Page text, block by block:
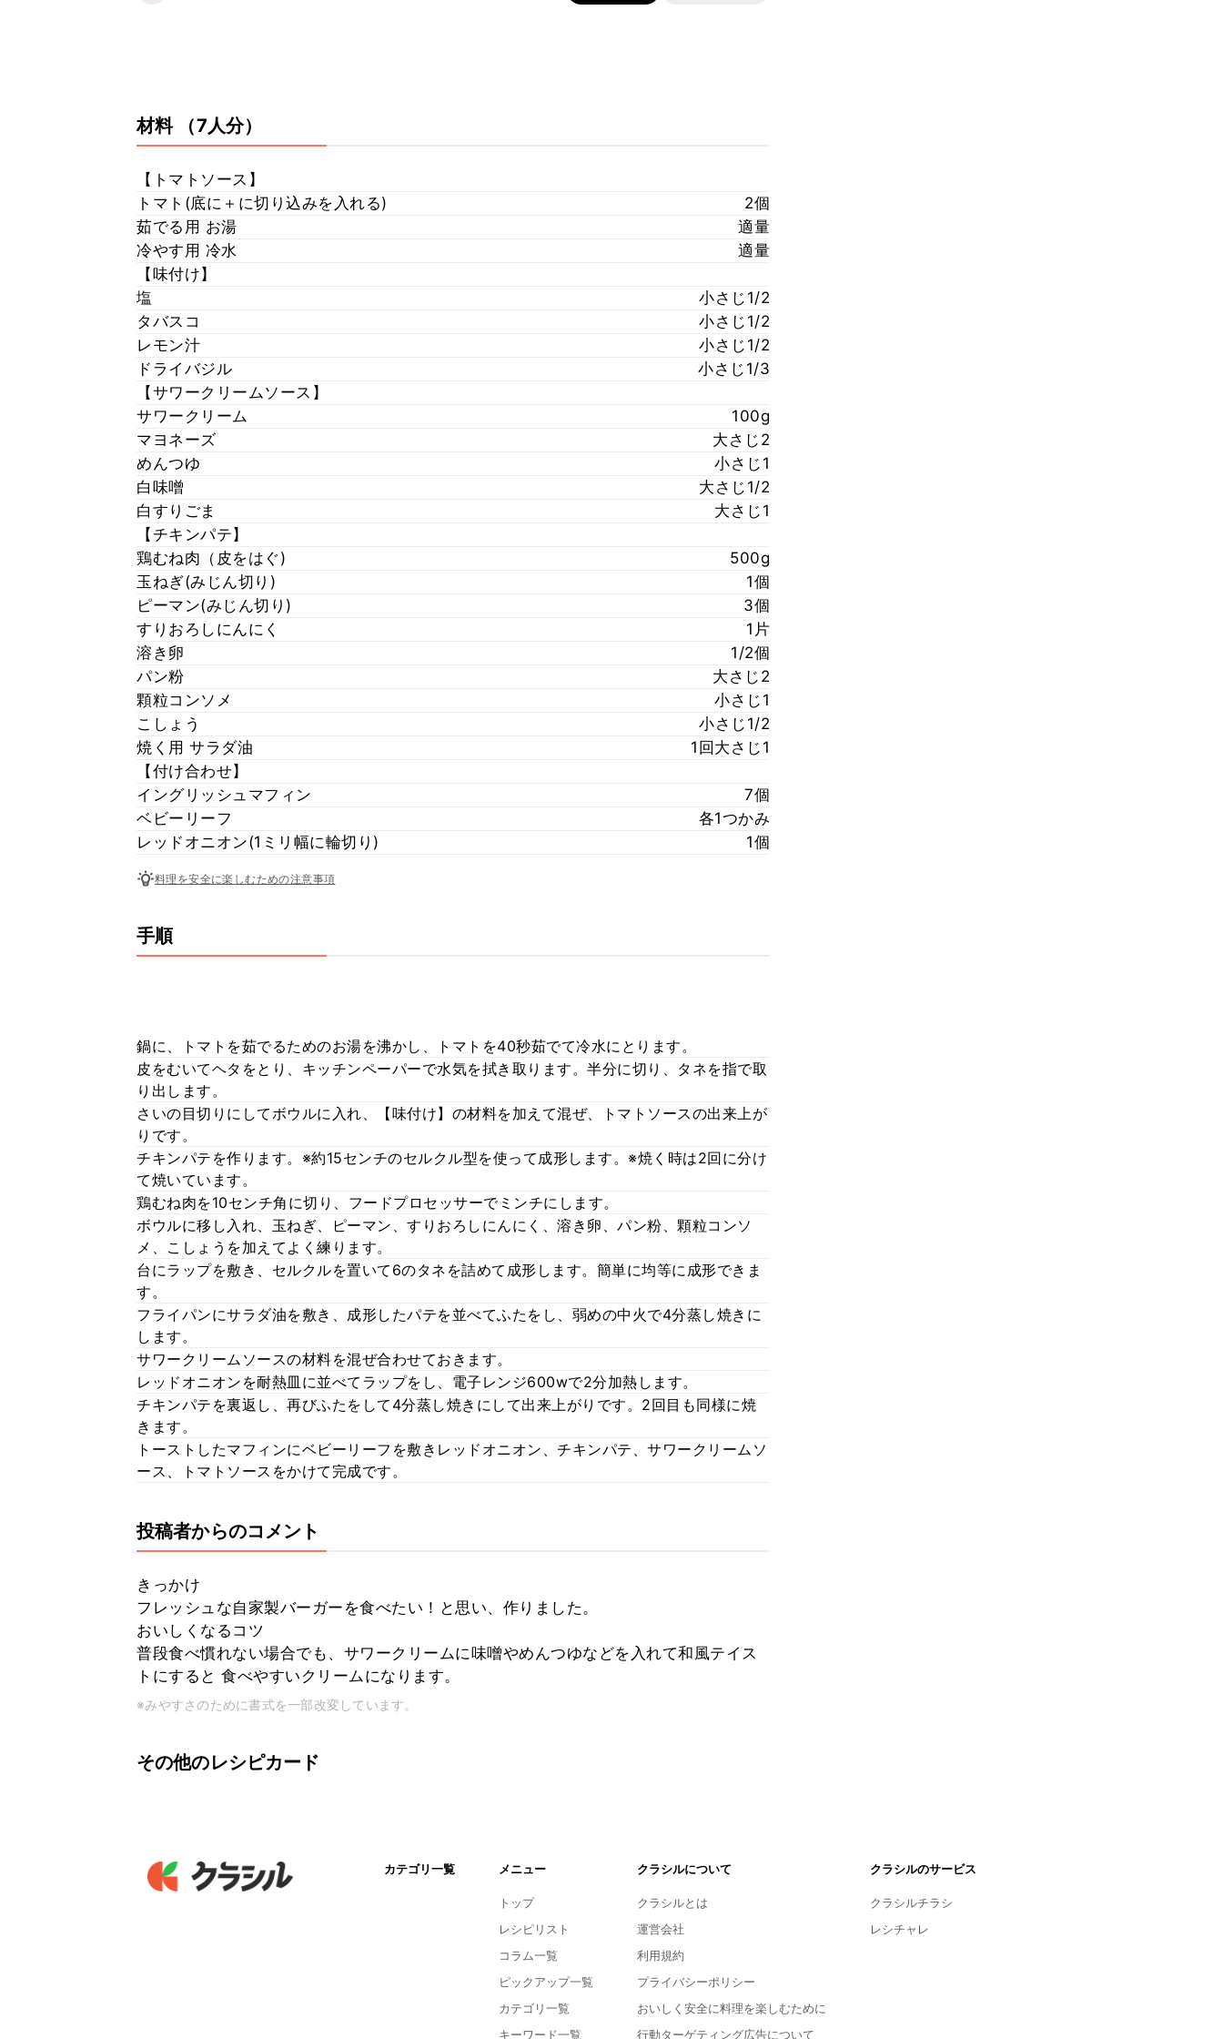
材料 （7人分）
【トマトソース】
トマト(底に＋に切り込みを入れる)
2個
茹でる用 お湯
適量
冷やす用 冷水
適量
【味付け】
塩
小さじ1/2
タバスコ
小さじ1/2
レモン汁
小さじ1/2
ドライバジル
小さじ1/3
【サワークリームソース】
サワークリーム
100g
マヨネーズ
大さじ2
めんつゆ
小さじ1
白味噌
大さじ1/2
白すりごま
大さじ1
【チキンパテ】
鶏むね肉（皮をはぐ)
500g
玉ねぎ(みじん切り)
1個
ピーマン(みじん切り)
3個
すりおろしにんにく
1片
溶き卵
1/2個
パン粉
大さじ2
顆粒コンソメ
小さじ1
こしょう
小さじ1/2
焼く用 サラダ油
1回大さじ1
【付け合わせ】
イングリッシュマフィン
7個
ベビーリーフ
各1つかみ
レッドオニオン(1ミリ幅に輪切り)
1個
料理を安全に楽しむための注意事項
手順
鍋に、トマトを茹でるためのお湯を沸かし、トマトを40秒茹でて冷水にとります。
皮をむいてヘタをとり、キッチンペーパーで水気を拭き取ります。半分に切り、タネを指で取
り出します。
さいの目切りにしてボウルに入れ、【味付け】の材料を加えて混ぜ、トマトソースの出来上が
りです。
チキンパテを作ります。※約15センチのセルクル型を使って成形します。※焼く時は2回に分け
て焼いています。
鶏むね肉を10センチ角に切り、フードプロセッサーでミンチにします。
ボウルに移し入れ、玉ねぎ、ピーマン、すりおろしにんにく、溶き卵、パン粉、顆粒コンソ
メ、こしょうを加えてよく練ります。
台にラップを敷き、セルクルを置いて6のタネを詰めて成形します。簡単に均等に成形できま
す。
フライパンにサラダ油を敷き、成形したパテを並べてふたをし、弱めの中火で4分蒸し焼きに
します。
サワークリームソースの材料を混ぜ合わせておきます。
レッドオニオンを耐熱皿に並べてラップをし、電子レンジ600wで2分加熱します。
チキンパテを裏返し、再びふたをして4分蒸し焼きにして出来上がりです。2回目も同様に焼
きます。
トーストしたマフィンにベビーリーフを敷きレッドオニオン、チキンパテ、サワークリームソ
ース、トマトソースをかけて完成です。
投稿者からのコメント
きっかけ
フレッシュな自家製バーガーを食べたい！と思い、作りました。
おいしくなるコツ
普段食べ慣れない場合でも、サワークリームに味噌やめんつゆなどを入れて和風テイス
トにすると 食べやすいクリームになります。
※みやすさのために書式を一部改変しています。
その他のレシピカード
カテゴリ一覧 メニュー
トップ
レシピリスト
コラム一覧
ピックアップ一覧
カテゴリ一覧
キーワード一覧
クラシルについて
クラシルとは
運営会社
利用規約
プライバシーポリシー
おいしく安全に料理を楽しむために
行動ターゲティング広告について
クラシルのサービス
クラシルチラシ
レシチャレ